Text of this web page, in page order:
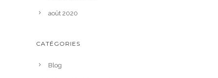
août 2020
CATÉGORIES
Blog